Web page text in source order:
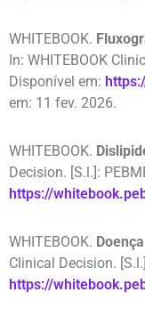
WHITEBOOK.
In: WHITEBOOK
Disponível em:
em: 11 fev. 2026.
WHITEBOOK.
Decision. [S.l.]:
https://
WHITEBOOK.
Clinical Decision.
https://